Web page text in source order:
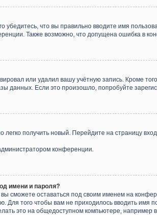
убедитесь, что вы правильно вводите имя
Также возможно, что допущена ошибка в
или удалил вашу учётную запись. Кроме
Если это произошло, попробуйте
легко получить новый. Перейдите на страницу
конференции.
имени и пароля?
вы сможете оставаться под своим именем на
Для того чтобы вам не приходилось вводить
это на общедоступном компьютере, например